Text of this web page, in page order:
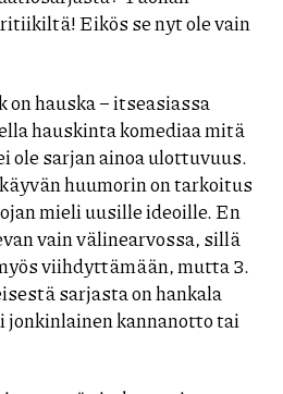
Eikös se nyt ole vain
on hauska – itseasiassa
hauskinta komediaa mitä
ole sarjan ainoa ulottuvuus.
huumorin on tarkoitus
mieli uusille ideoille. En
vain välinearvossa, sillä
viihdyttämään, mutta 3.
sarjasta on hankala
jonkinlainen kannanotto tai